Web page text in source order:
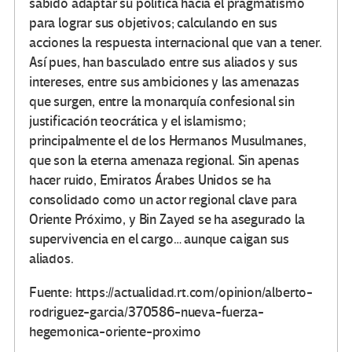
sabido adaptar su política hacia el pragmatismo
para lograr sus objetivos; calculando en sus
acciones la respuesta internacional que van a tener.
Así pues, han basculado entre sus aliados y sus
intereses, entre sus ambiciones y las amenazas
que surgen, entre la monarquía confesional sin
justificación teocrática y el islamismo;
principalmente el de los Hermanos Musulmanes,
que son la eterna amenaza regional. Sin apenas
hacer ruido, Emiratos Árabes Unidos se ha
consolidado como un actor regional clave para
Oriente Próximo, y Bin Zayed se ha asegurado la
supervivencia en el cargo… aunque caigan sus
aliados.
Fuente: https://actualidad.rt.com/opinion/alberto-
rodriguez-garcia/370586-nueva-fuerza-
hegemonica-oriente-proximo